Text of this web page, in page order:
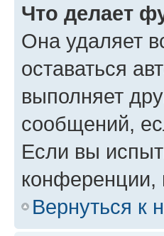
Что делает
Она удаляет
оставаться
выполняет
сообщений,
Если вы
конференции,
Вернуться к